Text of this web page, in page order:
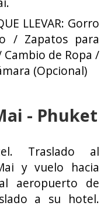
LLEVAR: Gorro
/ Zapatos para
de Ropa /
(Opcional)
- Phuket
Traslado al
y vuelo hacia
aeropuerto de
a su hotel.